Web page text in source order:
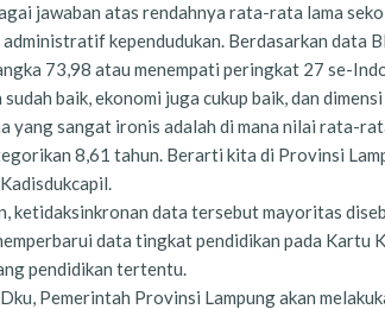
jawaban atas rendahnya rata-rata lama
kependudukan. Berdasarkan data
73,98 atau menempati peringkat 27 se-
baik, ekonomi juga cukup baik, dan
yang sangat ironis adalah di mana nilai rata-
8,61 tahun. Berarti kita di Provinsi
ketidaksinkronan data tersebut mayoritas
data tingkat pendidikan pada Kartu
pendidikan tertentu.
Pemerintah Provinsi Lampung akan